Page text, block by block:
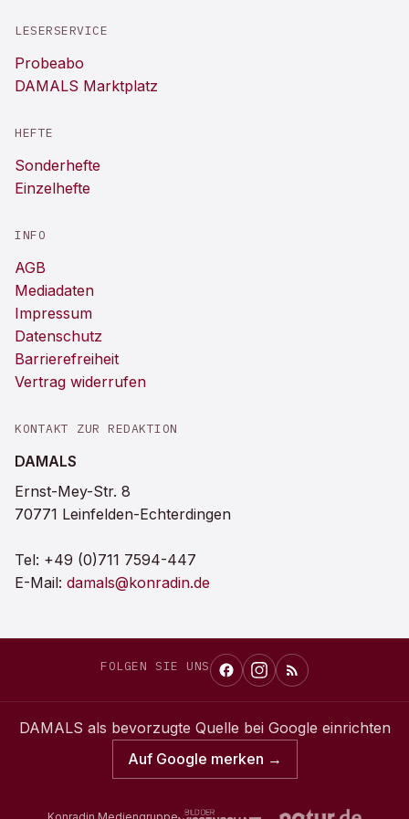
LESERSERVICE
Probeabo
DAMALS Marktplatz
HEFTE
Sonderhefte
Einzelhefte
INFO
AGB
Mediadaten
Impressum
Datenschutz
Barrierefreiheit
Vertrag widerrufen
KONTAKT ZUR REDAKTION
DAMALS
Ernst-Mey-Str. 8
70771 Leinfelden-Echterdingen
Tel: +49 (0)711 7594-447
E-Mail: damals@konradin.de
FOLGEN SIE UNS
DAMALS als bevorzugte Quelle bei Google einrichten
Auf Google merken →